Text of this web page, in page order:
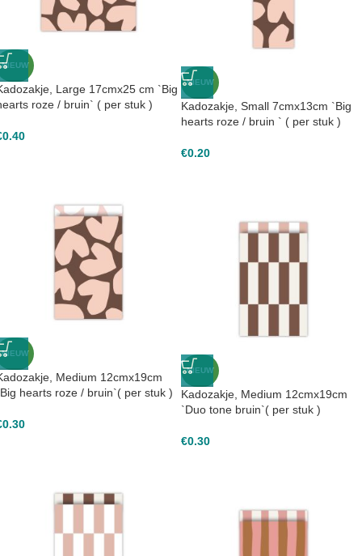
NIEUW
Large 17cmx25 cm `Big
roze / bruin` ( per stuk )
0.40
NIEUW
Kadozakje, Small 7cmx13cm `Big
hearts roze / bruin ` ( per stuk )
€0.20
NIEUW
Medium 12cmx19cm
hearts roze / bruin`( per stuk )
0.30
NIEUW
Kadozakje, Medium 12cmx19cm
`Duo tone bruin`( per stuk )
€0.30